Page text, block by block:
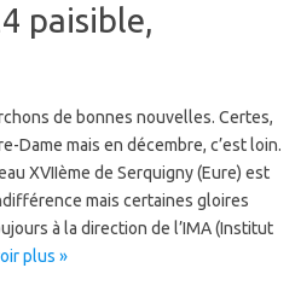
paisible,
de bonnes nouvelles. Certes,
Dame mais en décembre, c’est loin.
XVIIème de Serquigny (Eure) est
mais certaines gloires
à la direction de l’IMA (Institut
plus »